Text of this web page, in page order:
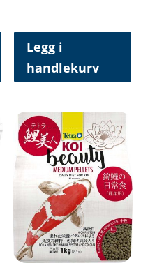
Legg i
handlekurv